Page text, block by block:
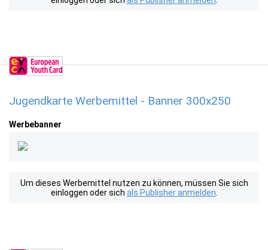
Jugendkarte Werbemittel - Banner 300x250
Werbebanner
Um dieses Werbemittel nutzen zu können, müssen Sie sich
einloggen oder sich als Publisher anmelden